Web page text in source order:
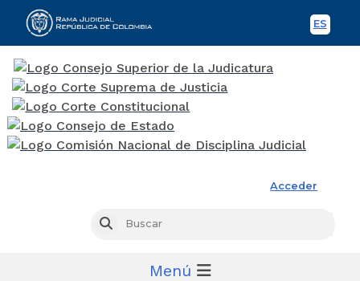
ES
Acceder
Buscar
Menú